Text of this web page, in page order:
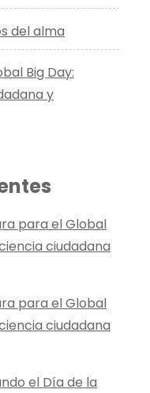
del alma
Big Day:
y
para el Global
ciudadana
para el Global
ciudadana
el Día de la